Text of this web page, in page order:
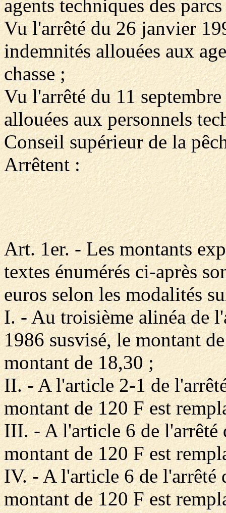
agents techniques des
Vu l'arrêté du 26 janvier
indemnités allouées aux
chasse ;
Vu l'arrêté du 11
allouées aux personnels
Conseil supérieur de la
Arrêtent :
Art. 1er. - Les montants
textes énumérés ci-après
euros selon les modalités
I. - Au troisième alinéa de
1986 susvisé, le montant
montant de 18,30 ;
II. - A l'article 2-1 de
montant de 120 F est
III. - A l'article 6 de l'arrêté
montant de 120 F est
IV. - A l'article 6 de l'arrêté
montant de 120 F est